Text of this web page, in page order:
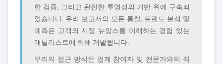
한 검증, 그리고 완전한 투명성의 기반 위에 구축되
었습니다. 우리 보고서의 모든 통찰, 트렌드 분석 및
예측은 고객의 시장 뉴앙스를 이해하는 경험 있는
애널리스트에 의해 개발됩니다.
우리의 접근 방식은 업계 참여자 및 전문가와의 직